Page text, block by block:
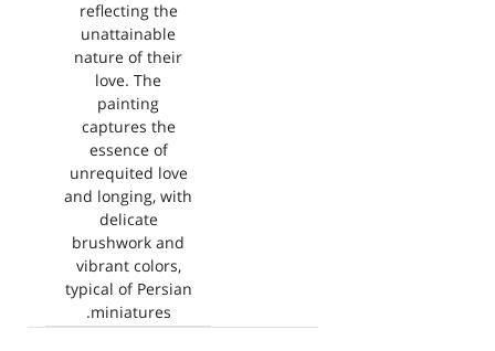
reflecting the
unattainable
nature of their
love. The
painting
captures the
essence of
unrequited love
and longing, with
delicate
brushwork and
vibrant colors,
typical of Persian
miniatures.